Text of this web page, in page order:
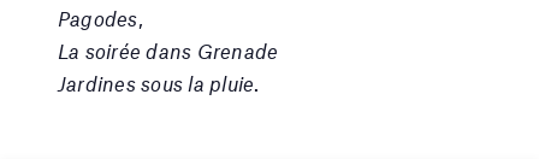
Pagodes,
La soirée dans Grenade
Jardines sous la pluie.